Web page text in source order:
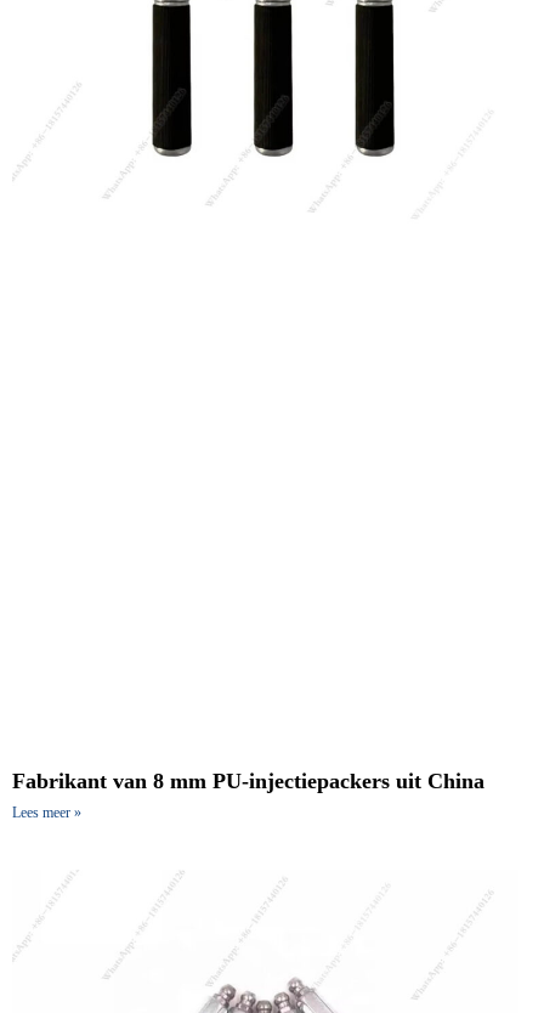
Fabrikant van 8 mm PU-injectiepackers uit China
Lees meer »